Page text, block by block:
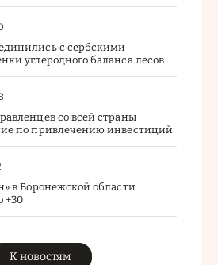
с сербскими
углеродного баланса лесов
со всей страны
по привлечению инвестиций
в Воронежской области
+30
К новостям